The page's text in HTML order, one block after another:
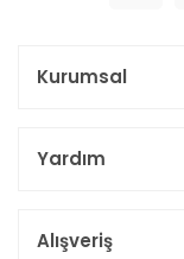
Kurumsal
Yardım
Alışveriş